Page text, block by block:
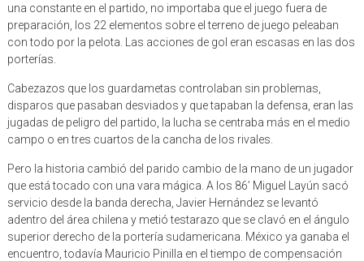
una constante en el partido, no importaba que el juego fuera de
preparación, los 22 elementos sobre el terreno de juego peleaban
con todo por la pelota. Las acciones de gol eran escasas en las dos
porterías.
Cabezazos que los guardametas controlaban sin problemas,
disparos que pasaban desviados y que tapaban la defensa, eran las
jugadas de peligro del partido, la lucha se centraba más en el medio
campo o en tres cuartos de la cancha de los rivales.
Pero la historia cambió del parido cambio de la mano de un jugador
que está tocado con una vara mágica. A los 86’ Miguel Layún sacó
servicio desde la banda derecha, Javier Hernández se levantó
adentro del área chilena y metió testarazo que se clavó en el ángulo
superior derecho de la portería sudamericana. México ya ganaba el
encuentro, todavía Mauricio Pinilla en el tiempo de compensación